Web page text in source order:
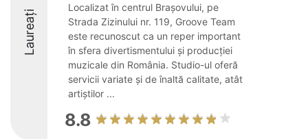
Laureați
Localizat în centrul Brașovului, pe
Strada Zizinului nr. 119, Groove Team
este recunoscut ca un reper important
în sfera divertismentului și producției
muzicale din România. Studio-ul oferă
servicii variate și de înaltă calitate, atât
artiștilor ...
8.8